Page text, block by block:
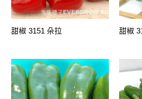
甜椒 3151 朵拉 甜椒